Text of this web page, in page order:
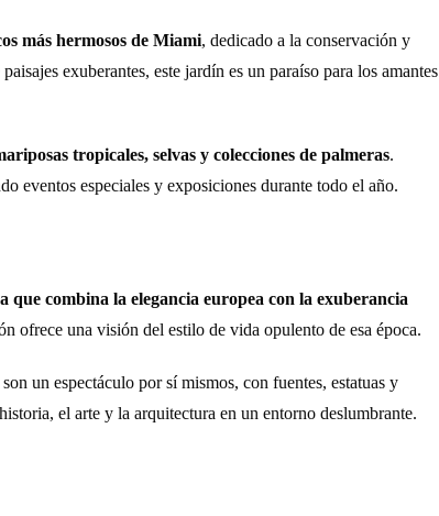
más hermosos de Miami, dedicado a la conservación y
exuberantes, este jardín es un paraíso para los amantes
tropicales, selvas y colecciones de palmeras.
eventos especiales y exposiciones durante todo el año.
que combina la elegancia europea con la exuberancia
ofrece una visión del estilo de vida opulento de esa época.
son un espectáculo por sí mismos, con fuentes, estatuas y
el arte y la arquitectura en un entorno deslumbrante.